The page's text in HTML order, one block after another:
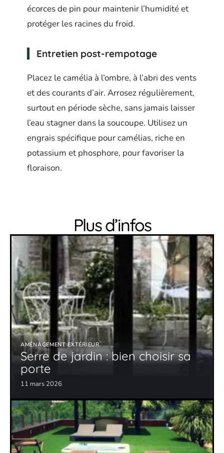
écorces de pin pour maintenir l’humidité et
protéger les racines du froid.
Entretien post-rempotage
Placez le camélia à l’ombre, à l’abri des vents
et des courants d’air. Arrosez régulièrement,
surtout en période sèche, sans jamais laisser
l’eau stagner dans la soucoupe. Utilisez un
engrais spécifique pour camélias, riche en
potassium et phosphore, pour favoriser la
floraison.
Plus d’infos
AMÉNAGEMENT EXTÉRIEUR
Serre de jardin : bien choisir sa
porte
11 mars 2026